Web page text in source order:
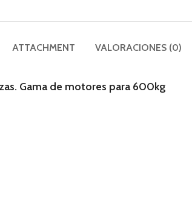
ATTACHMENT VALORACIONES (0)
Gama de motores para 600kg